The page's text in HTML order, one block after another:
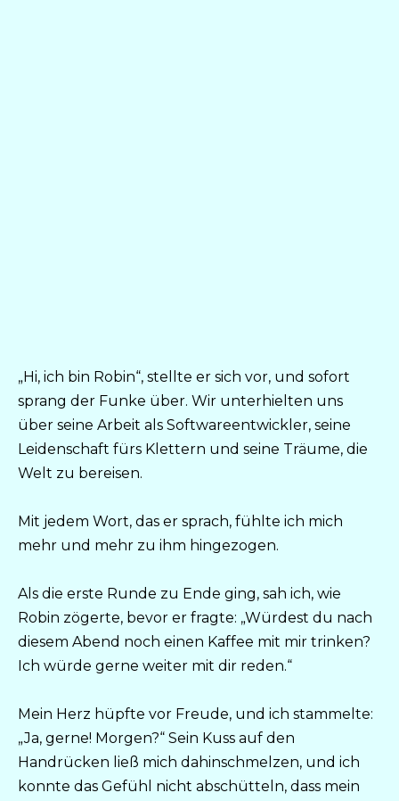
„Hi, ich bin Robin“, stellte er sich vor, und sofort
sprang der Funke über. Wir unterhielten uns
über seine Arbeit als Softwareentwickler, seine
Leidenschaft fürs Klettern und seine Träume, die
Welt zu bereisen.
Mit jedem Wort, das er sprach, fühlte ich mich
mehr und mehr zu ihm hingezogen.
Als die erste Runde zu Ende ging, sah ich, wie
Robin zögerte, bevor er fragte: „Würdest du nach
diesem Abend noch einen Kaffee mit mir trinken?
Ich würde gerne weiter mit dir reden.“
Mein Herz hüpfte vor Freude, und ich stammelte:
„Ja, gerne! Morgen?“ Sein Kuss auf den
Handrücken ließ mich dahinschmelzen, und ich
konnte das Gefühl nicht abschütteln, dass mein